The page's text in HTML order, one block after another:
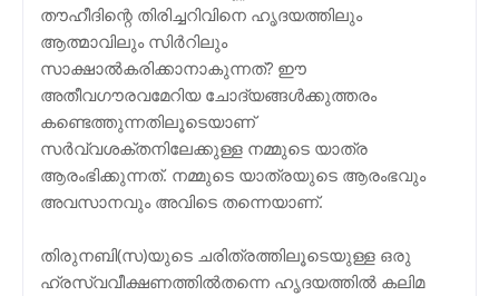
തൗഹീദിന്റെ തിരിച്ചറിവിനെ ഹൃദയത്തിലും
ആത്മാവിലും സിര്‍റിലും
സാക്ഷാല്‍കരിക്കാനാകുന്നത്? ഈ
അതീവഗൗരവമേറിയ ചോദ്യങ്ങള്‍ക്കുത്തരം
കണ്ടെത്തുന്നതിലൂടെയാണ്
സര്‍വ്വശക്തനിലേക്കുള്ള നമ്മുടെ യാത്ര
ആരംഭിക്കുന്നത്. നമ്മുടെ യാത്രയുടെ ആരംഭവും
അവസാനവും അവിടെ തന്നെയാണ്.
തിരുനബി(സ)യുടെ ചരിത്രത്തിലൂടെയുള്ള ഒരു
ഹ്രസ്വവീക്ഷണത്തില്‍തന്നെ ഹൃദയത്തില്‍ കലിമ